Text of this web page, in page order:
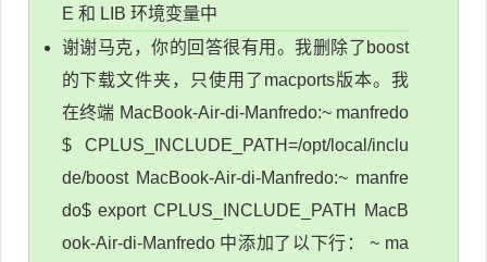
E 和 LIB 环境变量中
谢谢马克，你的回答很有用。我删除了boost
的下载文件夹，只使用了macports版本。我
在终端 MacBook-Air-di-Manfredo:~ manfredo
$ CPLUS_INCLUDE_PATH=/opt/local/inclu
de/boost MacBook-Air-di-Manfredo:~ manfre
do$ export CPLUS_INCLUDE_PATH MacB
ook-Air-di-Manfredo 中添加了以下行： ~ ma